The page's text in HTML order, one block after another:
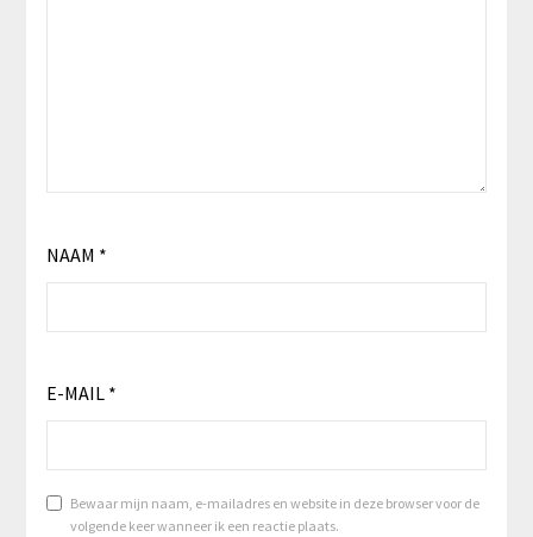
NAAM *
E-MAIL *
Bewaar mijn naam, e-mailadres en website in deze browser voor de
volgende keer wanneer ik een reactie plaats.